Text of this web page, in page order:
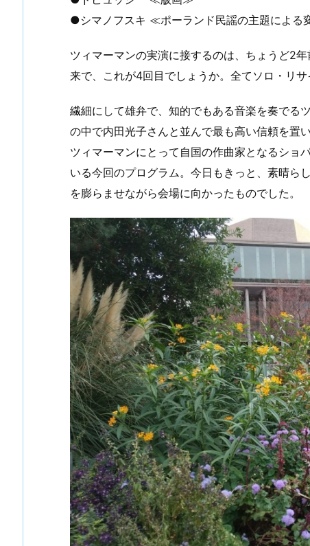
●シマノフスキ ≪ポーランド民謡の主題による
ツィマーマンの実演に接するのは、ちょうど2
来で、これが4回目でしょうか。全てソロ・リサ
繊細にして雄弁で、知的でもある音楽を奏でる
の中で内田光子さんと並んで最も高い信頼を置
ツィマーマンにとって自国の作曲家となるショ
いる今回のプログラム。今日もきっと、素晴ら
を膨らませながら会場に向かったものでした。